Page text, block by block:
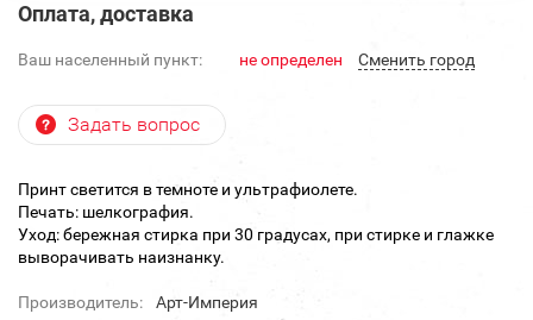
Оплата, доставка
Ваш населенный пункт: не определен Cменить город
Задать вопрос
Принт светится в темноте и ультрафиолете.
Печать: шелкография.
Уход: бережная стирка при 30 градусах, при стирке и глажке
выворачивать наизнанку.
Производитель:
Арт-Империя